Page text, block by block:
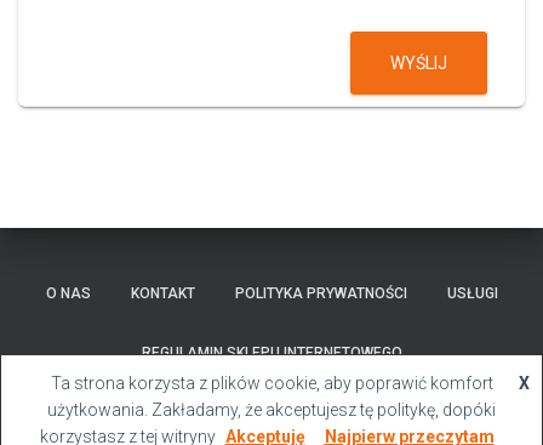
WYŚLIJ
O NAS KONTAKT POLITYKA PRYWATNOŚCI USŁUGI
REGULAMIN SKLEPU INTERNETOWEGO
Hestia | Stworzone przezThemeIsle
Ta strona korzysta z plików cookie, aby poprawić komfort
użytkowania. Zakładamy, że akceptujesz tę politykę, dopóki
korzystasz z tej witryny
X
Akceptuję Najpierw przeczytam